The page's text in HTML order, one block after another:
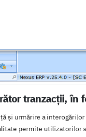
tranzacții, în
și urmărire a
permite utilizatorilor